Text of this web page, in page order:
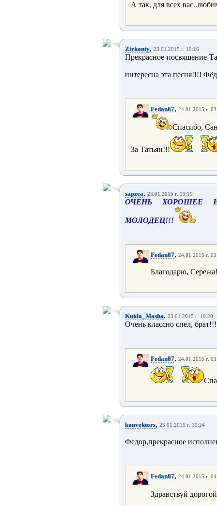
А так, для всех
Zirkoniy, 23.01.2015 г. 19:16
Прекрасное посвящение
интересна эта песня!!!!
Fedan87, 24.01.2015 г.
Спасибо,
За Татьян!!!
sapzea, 23.01.2015 г. 19:19
ОЧЕНЬ ХОРОШЕЕ
МОЛОДЕЦ!!!
Fedan87, 24.01.2015 г.
Благодарю,
Kukla_Masha, 23.01.2015 г. 19:20
Очень классно спел, брат!!!
Fedan87, 24.01.2015 г.
konvektors, 23.01.2015 г. 19:24
Федор,прекрасное
Fedan87, 24.01.2015 г.
Здравствуй